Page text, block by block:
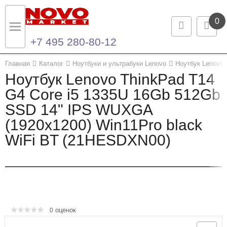
0
+7 495 280-80-12
Главная Каталог Ноутбуки и ультрабуки Lenovo Ноутбук Lenovo
Ноутбук Lenovo ThinkPad T14
G4 Core i5 1335U 16Gb 512Gb
SSD 14" IPS WUXGA
(1920x1200) Win11Pro black
WiFi BT (21HESDXN00)
0 оценок
Назад
Каталог продукции
Ноутбуки и ультрабуки
Компьютеры
Назад
Контакты
Контактная информация